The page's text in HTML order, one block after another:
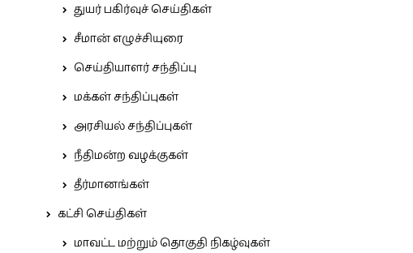
துயர் பகிர்வுச் செய்திகள்
சீமான் எழுச்சியுரை
செய்தியாளர் சந்திப்பு
மக்கள் சந்திப்புகள்
அரசியல் சந்திப்புகள்
நீதிமன்ற வழக்குகள்
தீர்மானங்கள்
கட்சி செய்திகள்
மாவட்ட மற்றும் தொகுதி நிகழ்வுகள்